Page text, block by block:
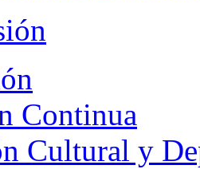
Continua
Cultural y